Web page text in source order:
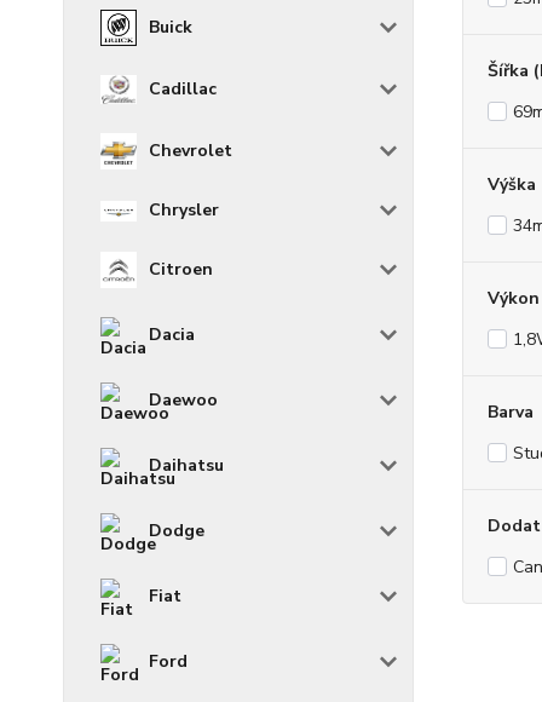
Buick
Cadillac
Chevrolet
Chrysler
Citroen
Dacia
Daewoo
Daihatsu
Dodge
Fiat
Ford
Šířka
Výška
Barva